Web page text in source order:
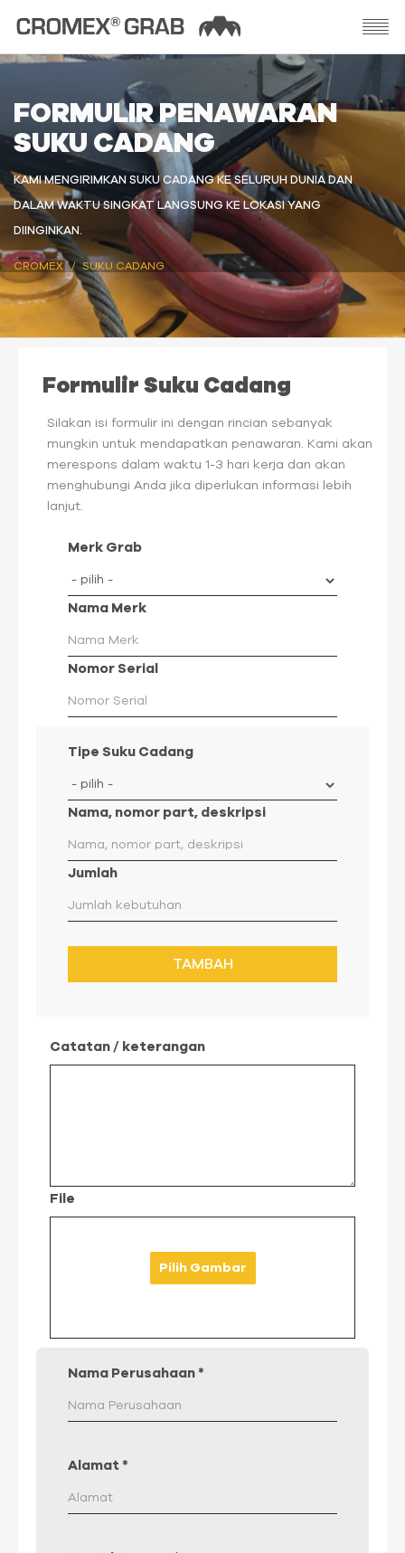
FORMULIR PENAWARAN
SUKU CADANG
KAMI MENGIRIMKAN SUKU CADANG KE SELURUH DUNIA DAN
DALAM WAKTU SINGKAT LANGSUNG KE LOKASI YANG
DIINGINKAN.
CROMEX SUKU CADANG
Formulir Suku Cadang
Silakan isi formulir ini dengan rincian sebanyak
mungkin untuk mendapatkan penawaran. Kami akan
merespons dalam waktu 1-3 hari kerja dan akan
menghubungi Anda jika diperlukan informasi lebih
lanjut.
Merk Grab
Nama Merk
Nomor Serial
Tipe Suku Cadang
Nama, nomor part, deskripsi
Jumlah
TAMBAH
Catatan / keterangan
File
Pilih Gambar
Nama Perusahaan *
Alamat *